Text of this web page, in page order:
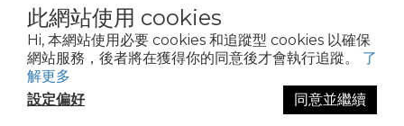
此網站使用 cookies
Hi, 本網站使用必要 cookies 和追蹤型 cookies 以確保
網站服務，後者將在獲得你的同意後才會執行追蹤。 了
解更多
設定偏好
同意並繼續
KK good life 好生活 星騏國際有限公司